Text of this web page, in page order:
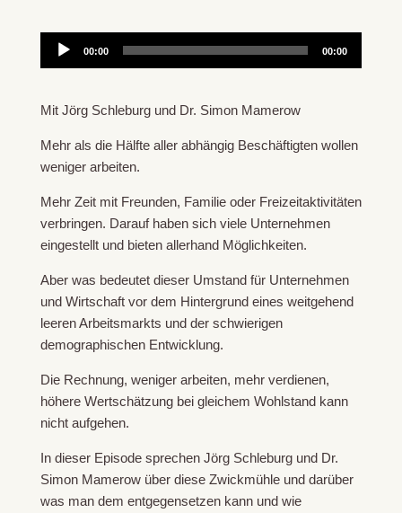
Audio-
00:00 00:00
Mit Jörg Schleburg und Dr. Simon Mamerow
Mehr als die Hälfte aller abhängig Beschäftigten wollen
weniger arbeiten.
Mehr Zeit mit Freunden, Familie oder Freizeitaktivitäten
verbringen. Darauf haben sich viele Unternehmen
eingestellt und bieten allerhand Möglichkeiten.
Aber was bedeutet dieser Umstand für Unternehmen
und Wirtschaft vor dem Hintergrund eines weitgehend
leeren Arbeitsmarkts und der schwierigen
demographischen Entwicklung.
Die Rechnung, weniger arbeiten, mehr verdienen,
höhere Wertschätzung bei gleichem Wohlstand kann
nicht aufgehen.
In dieser Episode sprechen Jörg Schleburg und Dr.
Simon Mamerow über diese Zwickmühle und darüber
was man dem entgegensetzen kann und wie